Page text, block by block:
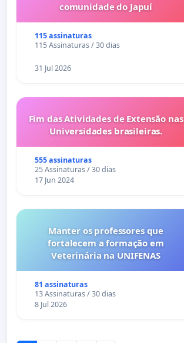
comunidade do Japuí
115 assinaturas
115 Assinaturas / 30 dias
31 Jul 2026
Fim das Atividades de Extensão nas
Universidades brasileiras.
555 assinaturas
25 Assinaturas / 30 dias
17 Jun 2024
Manter os professores que
fortalecem a formação em
Veterinária na UNIFENAS
81 assinaturas
13 Assinaturas / 30 dias
8 Jul 2026